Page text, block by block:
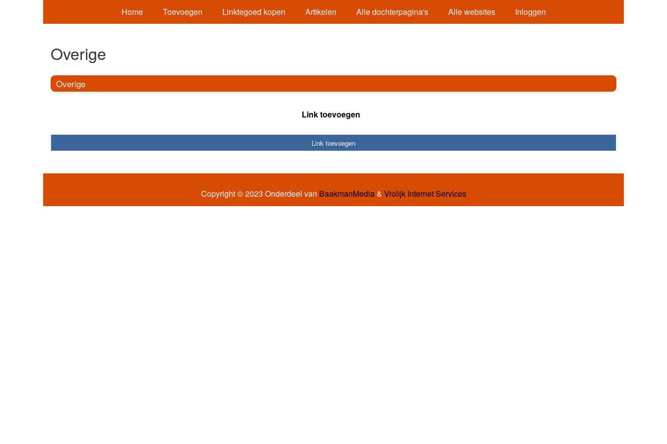
Home Toevoegen Linktegoed kopen Artikelen Alle dochterpagina's Alle websites Inloggen
Overige
Overige
Link toevoegen
Link toevoegen
Copyright © 2023 Onderdeel van BaakmanMedia& Vrolijk Internet Services